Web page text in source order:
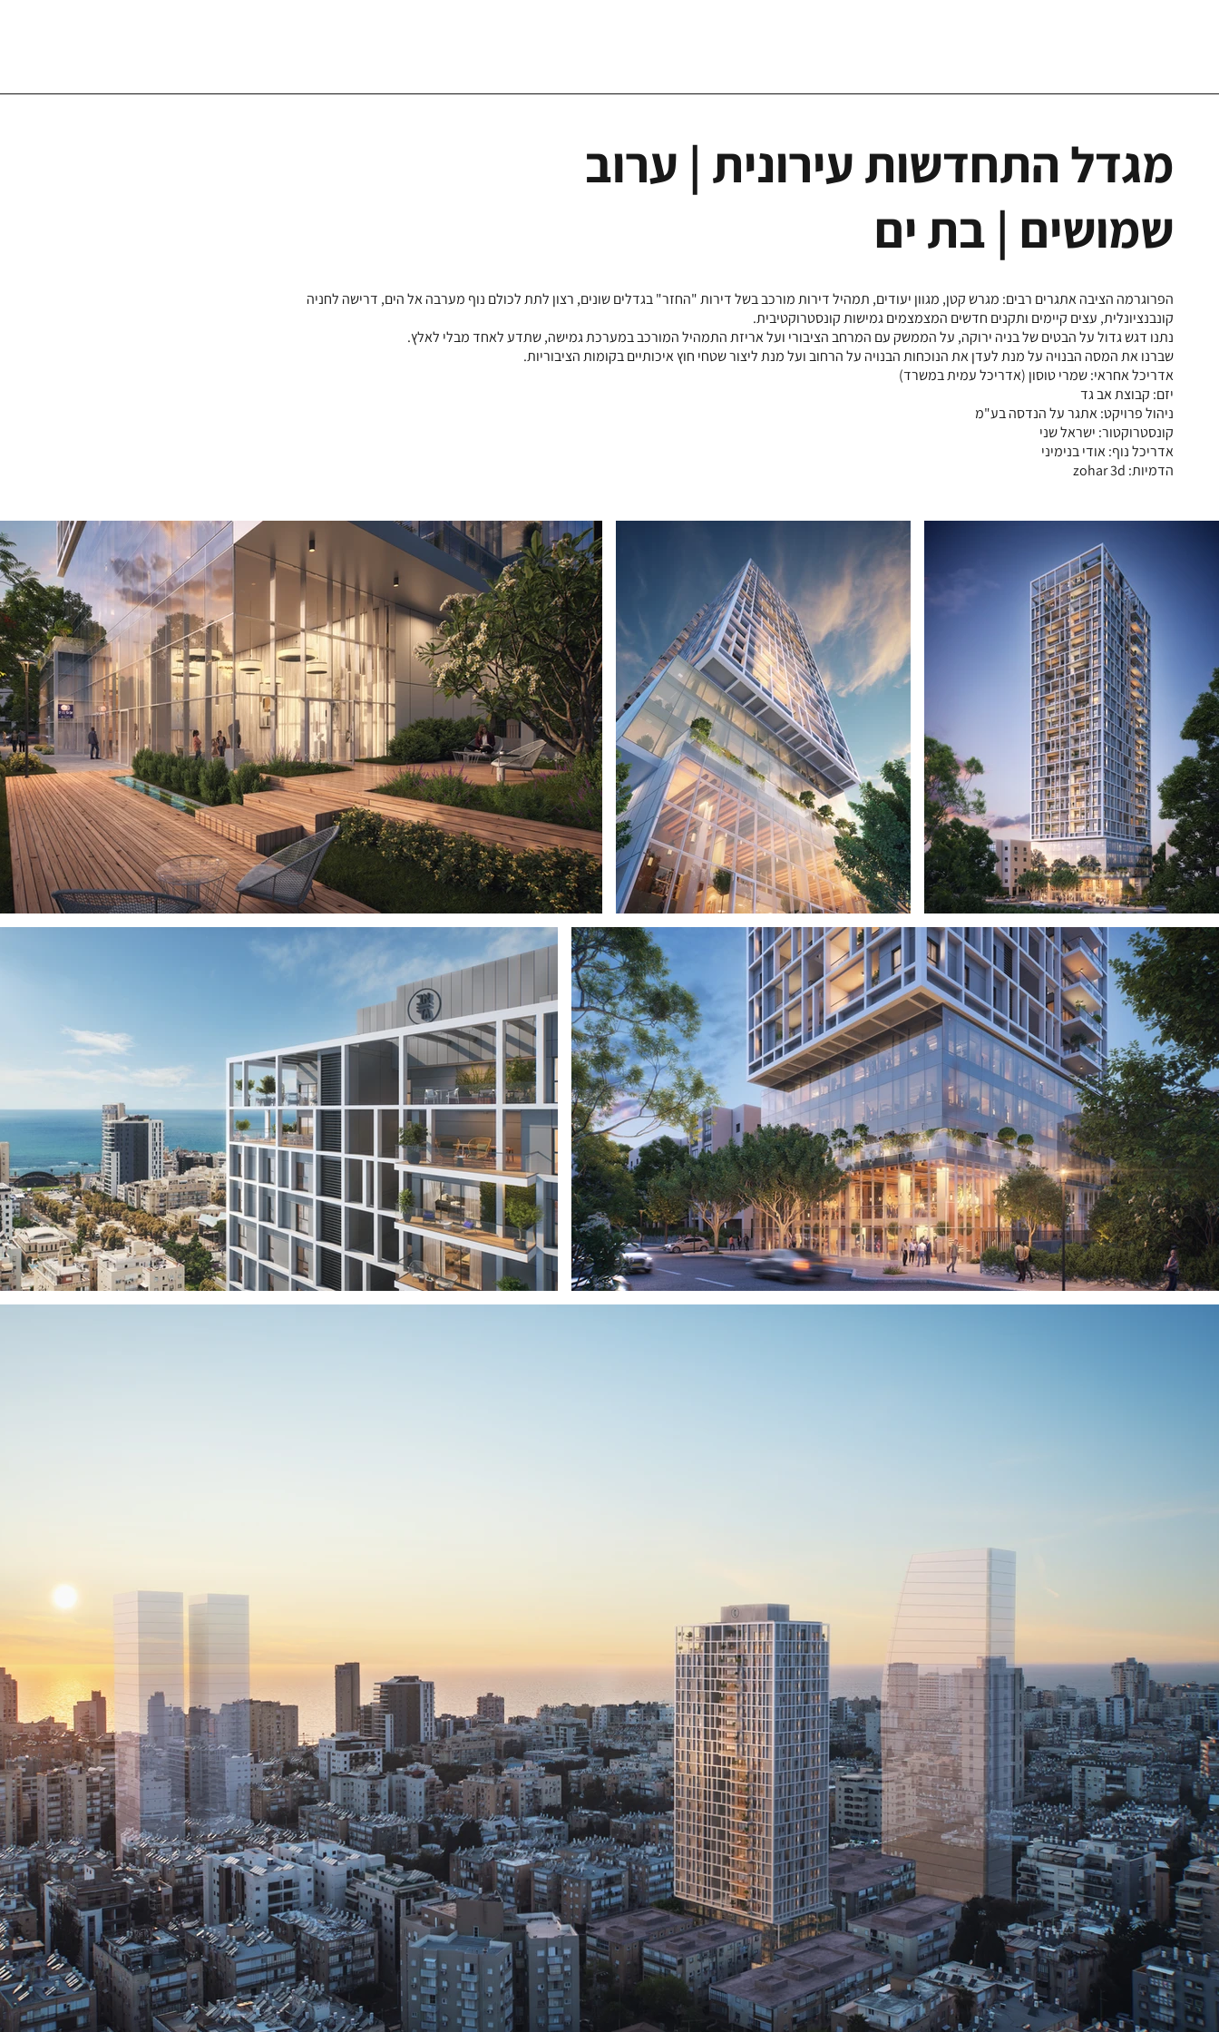
מגדל התחדשות עירונית | ערוב
שמושים | בת ים
הפרוגרמה הציבה אתגרים רבים: מגרש קטן, מגוון יעודים, תמהיל דירות מורכב בשל דירות "החזר" בגדלים שונים, רצון לתת לכולם נוף מערבה אל הים, דרישה לחניה
קונבנציונלית, עצים קיימים ותקנים חדשים המצמצמים גמישות קונסטרוקטיבית.
נתנו דגש גדול על הבטים של בניה ירוקה, על הממשק עם המרחב הציבורי ועל אריזת התמהיל המורכב במערכת גמישה, שתדע לאחד מבלי לאלץ.
שברנו את המסה הבנויה על מנת לעדן את הנוכחות הבנויה על הרחוב ועל מנת ליצור שטחי חוץ איכותיים בקומות הציבוריות.
אדריכל אחראי: שמרי טוסון (אדריכל עמית במשרד)
יזם: קבוצת אב גד
ניהול פרויקט: אתגר על הנדסה בע"מ
קונסטרוקטור: ישראל שני
אדריכל נוף: אודי בנימיני
הדמיות: zohar 3d